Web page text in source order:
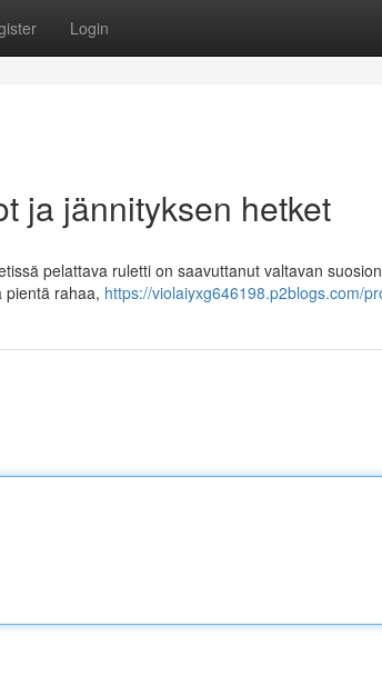
Login
ja jännityksen hetket
pelattava ruletti on saavuttanut valtavan
pientä rahaa, https://violaiyxg646198.p2blogs.com/